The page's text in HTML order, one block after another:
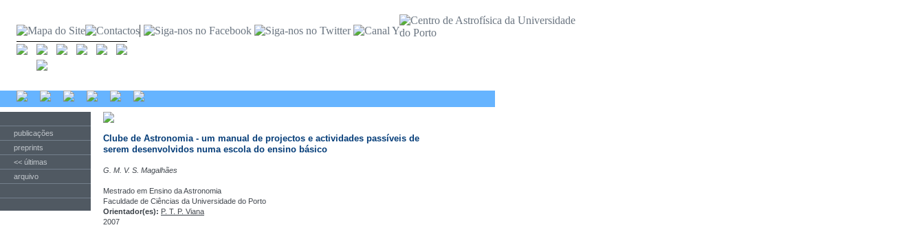
publicações
preprints
<< últimas
arquivo
Clube de Astronomia - um manual de projectos e actividades passíveis de
serem desenvolvidos numa escola do ensino básico
G. M. V. S. Magalhães
Mestrado em Ensino da Astronomia
Faculdade de Ciências da Universidade do Porto
Orientador(es): P. T. P. Viana
2007